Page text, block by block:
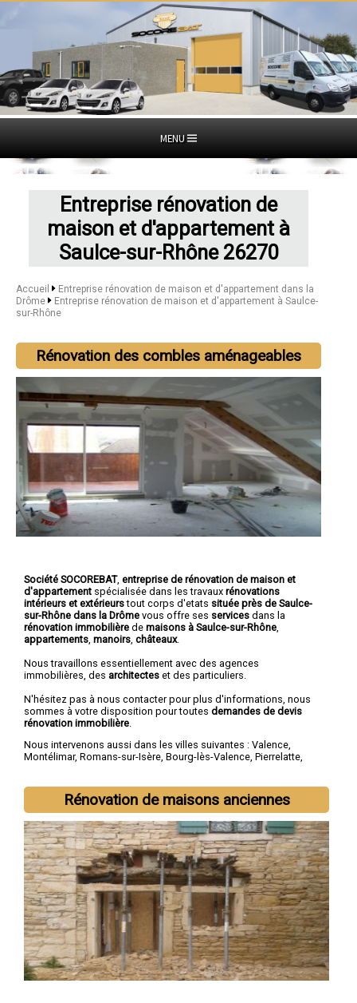
MENU
Entreprise rénovation de
maison et d'appartement à
Saulce-sur-Rhône 26270
Accueil
Entreprise rénovation de maison et d'appartement dans la
Drôme
Entreprise rénovation de maison et d'appartement à Saulce-
sur-Rhône
Rénovation des combles aménageables
Société SOCOREBAT, entreprise de rénovation de maison et
d'appartement spécialisée dans les travaux rénovations
intérieurs et extérieurstout corps d'etats située près de Saulce-
sur-Rhône dans la Drôme vous offre ses services dans la
rénovation immobilière de maisons à Saulce-sur-Rhône
appartements manoirs châteaux.
Nous travaillons essentiellement avec des agences
immobilières, des architectes et des particuliers.
N'hésitez pas à nous contacter pour plus d'informations, nous
sommes à votre disposition pour toutes demandes de devis
rénovation immobilière
Nous intervenons aussi dans les villes suivantes : Valence,
Montélimar, Romans-sur-Isère, Bourg-lès-Valence, Pierrelatte,
Rénovation de maisons anciennes